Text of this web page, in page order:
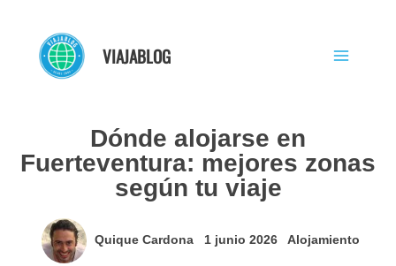
contenido
VIAJABLOG
Dónde alojarse en
Fuerteventura: mejores zonas
según tu viaje
Quique Cardona 1 junio 2026 Alojamiento